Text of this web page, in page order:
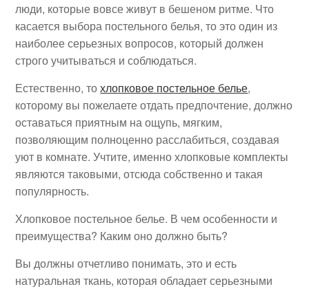
люди, которые вовсе живут в бешеном ритме. Что
касается выбора постельного белья, то это один из
наиболее серьезных вопросов, который должен
строго учитываться и соблюдаться.
Естественно, тохлопковое постельное белье,
которому вы пожелаете отдать предпочтение, должно
оставаться приятным на ощупь, мягким,
позволяющим полноценно расслабиться, создавая
уют в комнате. Учтите, именно хлопковые комплекты
являются таковыми, отсюда собственно и такая
популярность.
Хлопковое постельное белье. В чем особенности и
преимущества? Каким оно должно быть?
Вы должны отчетливо понимать, это и есть
натуральная ткань, которая обладает серьезными